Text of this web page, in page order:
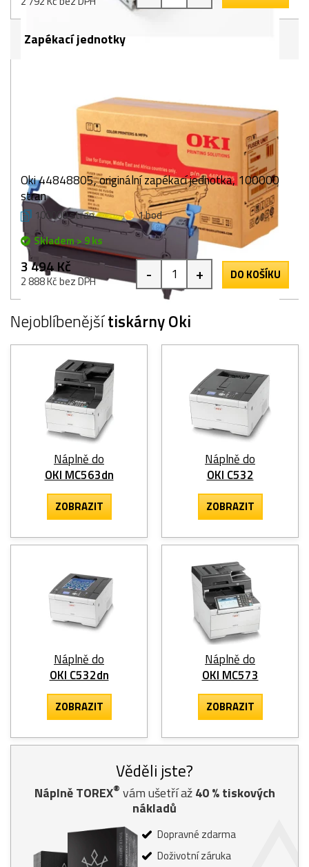
Zapékací jednotky
Oki 44848805, originální zapékací jednotka, 100000
stran
100000 stran
1 bod
Skladem > 9 ks
3 494 Kč
2 888 Kč bez DPH - + DO KOŠÍKU
Nejoblíbenějšítiskárny Oki
Náplně do
OKI MC563dn
ZOBRAZIT
Náplně do
OKI C532
ZOBRAZIT
Náplně do
OKI C532dn
ZOBRAZIT
Náplně do
OKI MC573
ZOBRAZIT
Věděli jste?
Náplně TOREX® vám ušetří až40% tiskových
nákladů
Dopravné zdarma
Doživotní záruka